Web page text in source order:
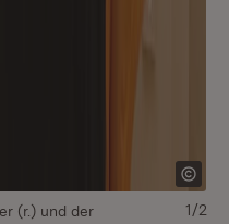
(r.) und der
1/2